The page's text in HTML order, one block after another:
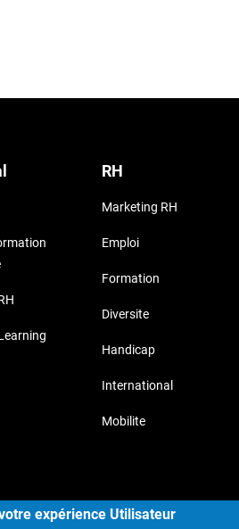
RH
Marketing RH
Emploi
Formation
Diversite
Handicap
International
Mobilite
Storizborn , all rights reserved.
expérience Utilisateur